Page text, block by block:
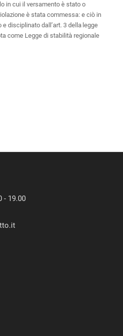
in cui il versamento è stato o
è stata commessa: e ciò in
disciplinato dall’art. 3 della legge
come Legge di stabilità regionale
- 19.00